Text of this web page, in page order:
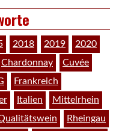
2018 2019
2020
Chardonnay
Cuvée
Frankreich
Italien
Mittelrhein
Rheingau